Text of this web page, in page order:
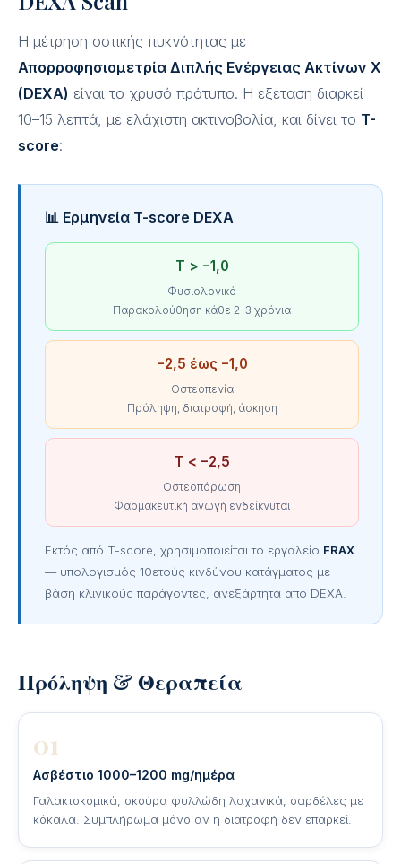
Η μέτρηση οστικής πυκνότητας με
Απορροφησιομετρία Διπλής Ενέργειας Ακτίνων Χ
(DEXA) είναι το χρυσό πρότυπο. Η εξέταση διαρκεί
10–15 λεπτά, με ελάχιστη ακτινοβολία, και δίνει το T-
score:
📊 Ερμηνεία T-score DEXA
T > −1,0
Φυσιολογικό
Παρακολούθηση κάθε 2–3 χρόνια
−2,5 έως −1,0
Οστεοπενία
Πρόληψη, διατροφή, άσκηση
T < −2,5
Οστεοπόρωση
Φαρμακευτική αγωγή ενδείκνυται
Εκτός από T-score, χρησιμοποιείται το εργαλείο FRAX
— υπολογισμός 10ετούς κινδύνου κατάγματος με
βάση κλινικούς παράγοντες, ανεξάρτητα από DEXA.
Πρόληψη & Θεραπεία
01
Ασβέστιο 1000–1200 mg/ημέρα
Γαλακτοκομικά, σκούρα φυλλώδη λαχανικά, σαρδέλες με
κόκαλα. Συμπλήρωμα μόνο αν η διατροφή δεν επαρκεί.